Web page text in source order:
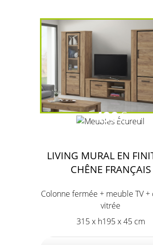
490€
LIVING MURAL EN
CHÊNE FRANÇAIS
Colonne fermée + meuble TV +
vitrée
315 x h195 x 45 cm